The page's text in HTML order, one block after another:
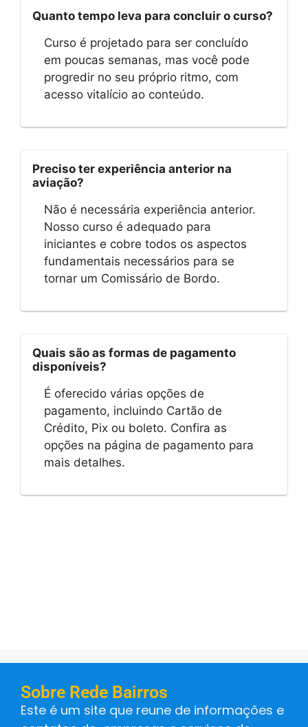
Quanto tempo leva para concluir o curso?
Curso é projetado para ser concluído
em poucas semanas, mas você pode
progredir no seu próprio ritmo, com
acesso vitalício ao conteúdo.
Preciso ter experiência anterior na
aviação?
Não é necessária experiência anterior.
Nosso curso é adequado para
iniciantes e cobre todos os aspectos
fundamentais necessários para se
tornar um Comissário de Bordo.
Quais são as formas de pagamento
disponíveis?
É oferecido várias opções de
pagamento, incluindo Cartão de
Crédito, Pix ou boleto. Confira as
opções na página de pagamento para
mais detalhes.
Sobre Rede Bairros
Este é um site que reune de informações e